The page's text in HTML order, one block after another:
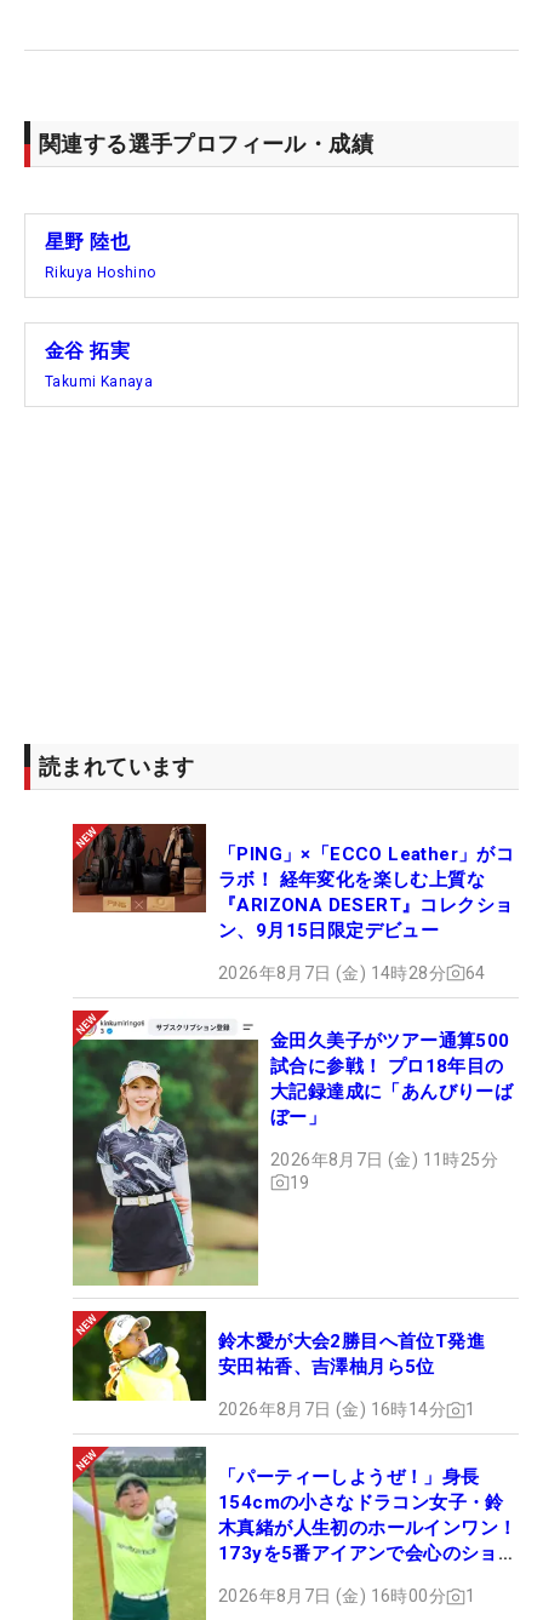
関連する選手プロフィール・成績
星野 陸也
Rikuya Hoshino
金谷 拓実
Takumi Kanaya
読まれています
「PING」×「ECCO Leather」がコ
ラボ！ 経年変化を楽しむ上質な
『ARIZONA DESERT』コレクショ
ン、9月15日限定デビュー
2026年8月7日 (金) 14時28分 64
金田久美子がツアー通算500
試合に参戦！ プロ18年目の
大記録達成に「あんびりーば
ぼー」
2026年8月7日 (金) 11時25分
19
鈴木愛が大会2勝目へ首位T発進
安田祐香、吉澤柚月ら5位
2026年8月7日 (金) 16時14分 1
「パーティーしようぜ！」身長
154cmの小さなドラコン女子・鈴
木真緒が人生初のホールインワン！
173yを5番アイアンで会心のショッ
2026年8月7日 (金) 16時00分 1